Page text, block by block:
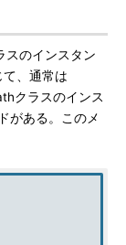
のインスタン
、通常は
クラスのインス
がある。このメ